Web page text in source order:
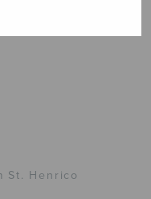
St. Henrico